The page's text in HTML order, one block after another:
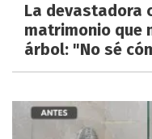
La devastadora
matrimonio que
árbol: "No sé